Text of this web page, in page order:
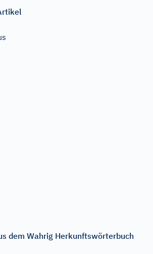
dem Wahrig Herkunftswörterbuch